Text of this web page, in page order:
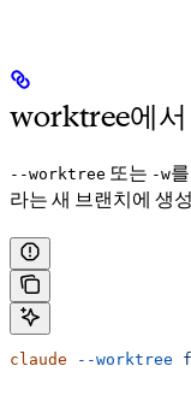
worktree에
--worktree 또는 -w
라는 새 브랜치에 생
claude --worktree